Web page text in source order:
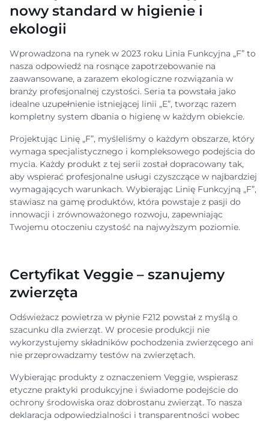
nowy standard w higienie i
ekologii
Wprowadzona na rynek w 2023 roku Linia Funkcyjna „F” to
nasza odpowiedź na rosnące zapotrzebowanie na
zaawansowane, a zarazem ekologiczne rozwiązania w
branży profesjonalnej czystości. Seria ta powstała jako
idealne uzupełnienie istniejącej linii „E”, tworząc razem
kompletny system dbania o higienę w każdym obiekcie.
Projektując Linię „F”, myśleliśmy o każdym obszarze, który
wymaga specjalistycznego i kompleksowego podejścia do
mycia. Każdy produkt z tej serii został dopracowany tak,
aby wspierać profesjonalne usługi czyszczące w najbardziej
wymagających warunkach. Wybierając Linię Funkcyjną „F”,
stawiasz na gamę produktów, która powstaje z pasji do
innowacji i zrównoważonego rozwoju, zapewniając
Twojemu otoczeniu czystość na najwyższym poziomie.
Certyfikat Veggie – szanujemy
zwierzęta
Odświeżacz powietrza w płynie F212 powstał z myślą o
szacunku dla zwierząt. W procesie produkcji nie
wykorzystujemy składników pochodzenia zwierzęcego ani
nie przeprowadzamy testów na zwierzętach.
Wybierając produkty z oznaczeniem Veggie, wspierasz
etyczne praktyki produkcyjne i świadome podejście do
ochrony środowiska oraz dobrostanu zwierząt. To nasza
deklaracja odpowiedzialności i transparentności wobec